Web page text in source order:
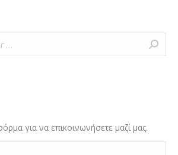
για να επικοινωνήσετε μαζί μας.